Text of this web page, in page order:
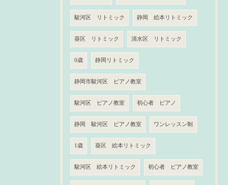
駿河区 リトミック 静岡 絵本リトミック
葵区 リトミック 清水区 リトミック
0歳 静岡リトミック
静岡市駿河区 ピアノ教室
駿河区 ピアノ教室 初心者 ピアノ
静岡 駿河区 ピアノ教室 ワンレッスン制
1歳 葵区 絵本リトミック
駿河区 絵本リトミック 初心者 ピアノ教室